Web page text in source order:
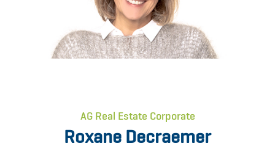
AG Real Estate Corporate
Roxane Decraemer